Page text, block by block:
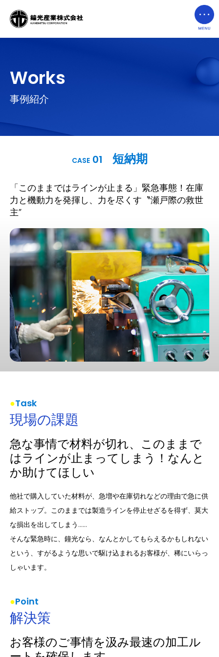
Works
事例紹介
CASE01 短納期
「このままではラインが止まる」緊急事態！ 在庫
力と機動力を発揮し、力を尽くす〝瀬戸際の救世
主”
Task
現場の課題
急な事情で材料が切れ、このままで
はラインが止まってしまう！なんと
か助けてほしい
他社で購入していた材料が、急増や在庫切れなどの理由で急に供
給ストップ。このままでは製造ラインを停止せざるを得ず、莫大
な損出を出してしまう……
そんな緊急時に、鐘光なら、なんとかしてもらえるかもしれない
という、すがるような思いで駆け込まれるお客様が、稀にいらっ
しゃいます。
Point
解決策
お客様のご事情を汲み最速の加工ル